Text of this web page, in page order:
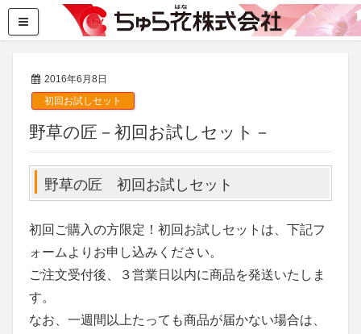
2016年6月8日
初回お試しセット
野草の匠－初回お試しセット－
野草の匠 初回お試しセット
初回ご購入の方限定！初回お試しセットは、下記フ
ォームよりお申し込みください。
ご注文受付後、３営業日以内に商品を発送いたしま
す。
なお、一週間以上たっても商品が届かない場合は、